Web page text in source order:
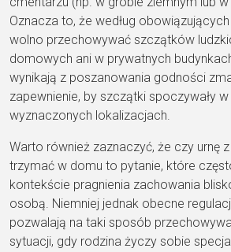
Oznacza to, że według
wolno przechowywać szczątków
domowych ani w prywatnych
wynikają z poszanowania godności
zapewnienie, by szczątki spoczywały
wyznaczonych lokalizacjach.
Warto również zaznaczyć, że czy urnę
trzymać w domu to pytanie, które
kontekście pragnienia zachowania
osobą. Niemniej jednak obecne
pozwalają na taki sposób
sytuacji, gdy rodzina życzy sobie